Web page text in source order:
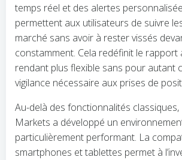
temps réel et des alertes
permettent aux utilisateurs de suivre
marché sans avoir à rester vissés
constamment. Cela redéfinit le rapport
rendant plus flexible sans pour autant
vigilance nécessaire aux prises de
Au-delà des fonctionnalités
Markets a développé un
particulièrement performant. La
smartphones et tablettes permet à